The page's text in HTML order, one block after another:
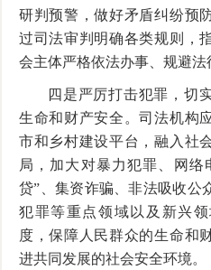
研判预警，做好矛盾纠纷预
过司法审判明确各类规则，
会主体严格依法办事、规避法
四是严厉打击犯罪，切
生命和财产安全。司法机构
市和乡村建设平台，融入社
局，加大对暴力犯罪、网络
贷”、集资诈骗、非法吸收公
犯罪等重点领域以及新兴
度，保障人民群众的生命和
进共同发展的社会安全环境。